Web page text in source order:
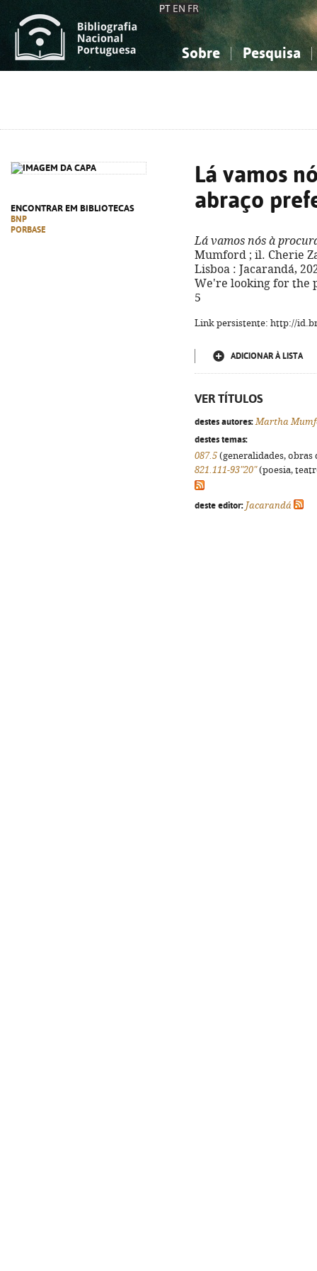
PT EN FR
Sobre Pesquisa
ENCONTRAR EM BIBLIOTECAS
BNP
PORBASE
Lá vamos
abraço
Lá vamos nós à
Mumford ; il. Cherie
Lisboa : Jacarandá,
We're looking for the
5
Link persistente: http://
ADICIONAR À LISTA
VER TÍTULOS
destes autores: Martha
destes temas:
087.5 (generalidades,
821.111-93"20"(poesia,
deste editor: Jacarandá